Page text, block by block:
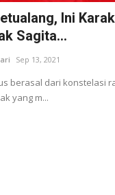
Ini
Sagita...
Sep 13, 2021
berasal dari konstelasi
yang m...